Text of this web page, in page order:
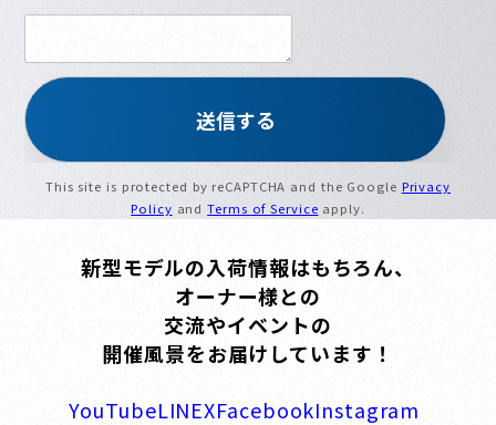
This site is protected by reCAPTCHA and the Google Privacy
Policy andTerms of Service apply.
新型モデルの入荷情報はもちろん、
オーナー様との
交流やイベントの
開催風景をお届けしています！
YouTubeLINEXFacebookInstagram